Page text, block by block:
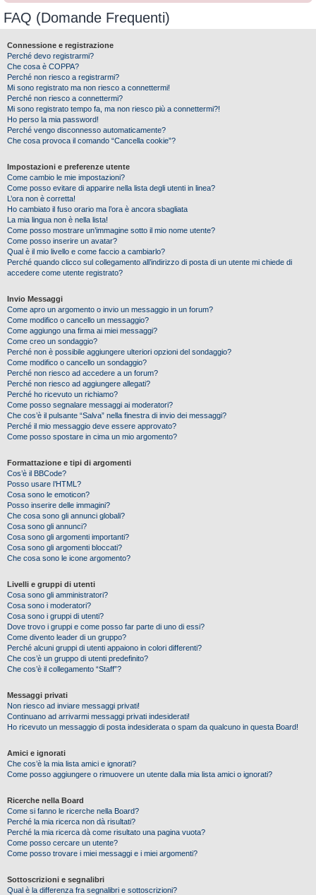
FAQ (Domande Frequenti)
Connessione e registrazione
Perché devo registrarmi?
Che cosa è COPPA?
Perché non riesco a registrarmi?
Mi sono registrato ma non riesco a connettermi!
Perché non riesco a connettermi?
Mi sono registrato tempo fa, ma non riesco più a connettermi?!
Ho perso la mia password!
Perché vengo disconnesso automaticamente?
Che cosa provoca il comando “Cancella cookie”?
Impostazioni e preferenze utente
Come cambio le mie impostazioni?
Come posso evitare di apparire nella lista degli utenti in linea?
L’ora non è corretta!
Ho cambiato il fuso orario ma l’ora è ancora sbagliata
La mia lingua non è nella lista!
Come posso mostrare un’immagine sotto il mio nome utente?
Come posso inserire un avatar?
Qual è il mio livello e come faccio a cambiarlo?
Perché quando clicco sul collegamento all’indirizzo di posta di un utente mi chiede di
accedere come utente registrato?
Invio Messaggi
Come apro un argomento o invio un messaggio in un forum?
Come modifico o cancello un messaggio?
Come aggiungo una firma ai miei messaggi?
Come creo un sondaggio?
Perché non è possibile aggiungere ulteriori opzioni del sondaggio?
Come modifico o cancello un sondaggio?
Perché non riesco ad accedere a un forum?
Perché non riesco ad aggiungere allegati?
Perché ho ricevuto un richiamo?
Come posso segnalare messaggi ai moderatori?
Che cos’è il pulsante “Salva” nella finestra di invio dei messaggi?
Perché il mio messaggio deve essere approvato?
Come posso spostare in cima un mio argomento?
Formattazione e tipi di argomenti
Cos’è il BBCode?
Posso usare l’HTML?
Cosa sono le emoticon?
Posso inserire delle immagini?
Che cosa sono gli annunci globali?
Cosa sono gli annunci?
Cosa sono gli argomenti importanti?
Cosa sono gli argomenti bloccati?
Che cosa sono le icone argomento?
Livelli e gruppi di utenti
Cosa sono gli amministratori?
Cosa sono i moderatori?
Cosa sono i gruppi di utenti?
Dove trovo i gruppi e come posso far parte di uno di essi?
Come divento leader di un gruppo?
Perché alcuni gruppi di utenti appaiono in colori differenti?
Che cos’è un gruppo di utenti predefinito?
Che cos’è il collegamento “Staff”?
Messaggi privati
Non riesco ad inviare messaggi privati!
Continuano ad arrivarmi messaggi privati indesiderati!
Ho ricevuto un messaggio di posta indesiderata o spam da qualcuno in questa Board!
Amici e ignorati
Che cos’è la mia lista amici e ignorati?
Come posso aggiungere o rimuovere un utente dalla mia lista amici o ignorati?
Ricerche nella Board
Come si fanno le ricerche nella Board?
Perché la mia ricerca non dà risultati?
Perché la mia ricerca dà come risultato una pagina vuota?
Come posso cercare un utente?
Come posso trovare i miei messaggi e i miei argomenti?
Sottoscrizioni e segnalibri
Qual è la differenza fra segnalibri e sottoscrizioni?